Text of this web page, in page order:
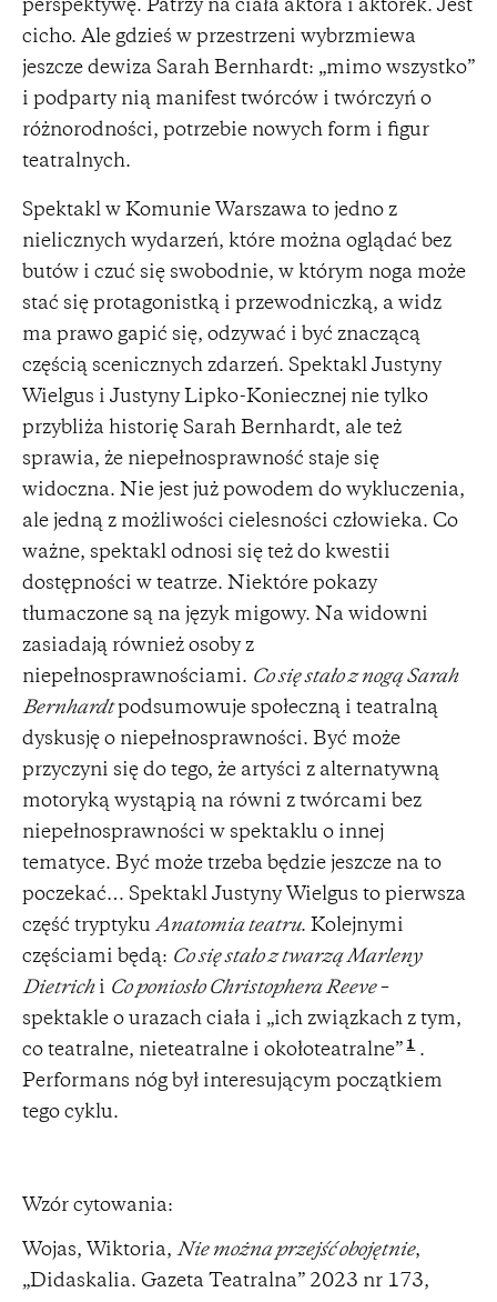
perspektywę. Patrzy na ciała aktora i aktorek. Jest
cicho. Ale gdzieś w przestrzeni wybrzmiewa
jeszcze dewiza Sarah Bernhardt: „mimo wszystko”
i podparty nią manifest twórców i twórczyń o
różnorodności, potrzebie nowych form i figur
teatralnych.
Spektakl w Komunie Warszawa to jedno z
nielicznych wydarzeń, które można oglądać bez
butów i czuć się swobodnie, w którym noga może
stać się protagonistką i przewodniczką, a widz
ma prawo gapić się, odzywać i być znaczącą
częścią scenicznych zdarzeń. Spektakl Justyny
Wielgus i Justyny Lipko-Koniecznej nie tylko
przybliża historię Sarah Bernhardt, ale też
sprawia, że niepełnosprawność staje się
widoczna. Nie jest już powodem do wykluczenia,
ale jedną z możliwości cielesności człowieka. Co
ważne, spektakl odnosi się też do kwestii
dostępności w teatrze. Niektóre pokazy
tłumaczone są na język migowy. Na widowni
zasiadają również osoby z
niepełnosprawnościami. Co się stało z nogą Sarah
Bernhardtpodsumowuje społeczną i teatralną
dyskusję o niepełnosprawności. Być może
przyczyni się do tego, że artyści z alternatywną
motoryką wystąpią na równi z twórcami bez
niepełnosprawności w spektaklu o innej
tematyce. Być może trzeba będzie jeszcze na to
poczekać… Spektakl Justyny Wielgus to pierwsza
część tryptyku Anatomia teatru. Kolejnymi
częściami będą: Co się stało z twarzą Marleny
Dietrichi Co poniosło Christophera Reeve–
spektakle o urazach ciała i „ich związkach z tym,
co teatralne, nieteatralne i okołoteatralne” 1 .
Performans nóg był interesującym początkiem
tego cyklu.
Wzór cytowania:
Wojas, Wiktoria, Nie można przejść obojętnie,
„Didaskalia. Gazeta Teatralna” 2023 nr 173,